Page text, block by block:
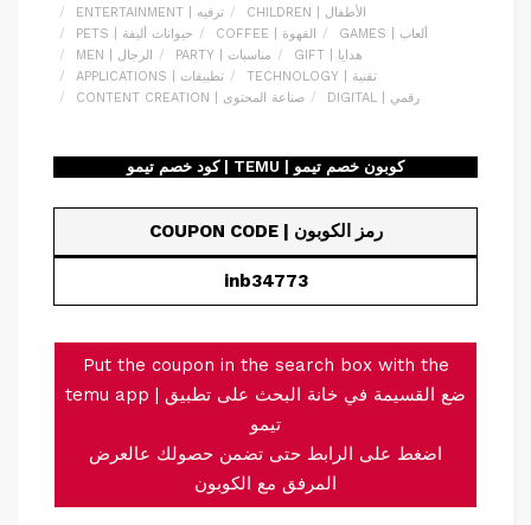
ENTERTAINMENT | ترفيه
CHILDREN | الأطفال
PETS | حيوانات أليفة
COFFEE | القهوة
GAMES | ألعاب
MEN | الرجال
PARTY | مناسبات
GIFT | هدايا
APPLICATIONS | تطبيقات
TECHNOLOGY | تقنية
CONTENT CREATION | صناعة المحتوى
DIGITAL | رقمي
كود خصم تيمو | TEMU | كوبون خصم تيمو
COUPON CODE | رمز الكوبون
inb34773
Put the coupon in the search box with the
temu app | ضع القسيمة في خانة البحث على تطبيق
تيمو
اضغط على الرابط حتى تضمن حصولك عالعرض
المرفق مع الكوبون